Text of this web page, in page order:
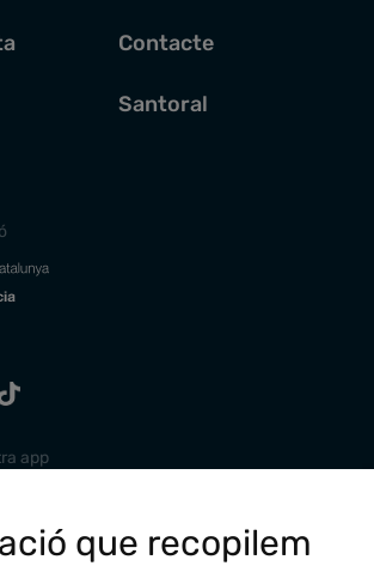
Contacte
Santoral
app
que recopilem